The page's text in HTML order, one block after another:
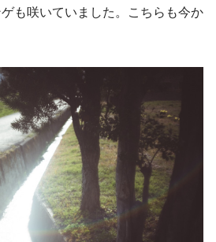
も咲いていました。こちらも今か